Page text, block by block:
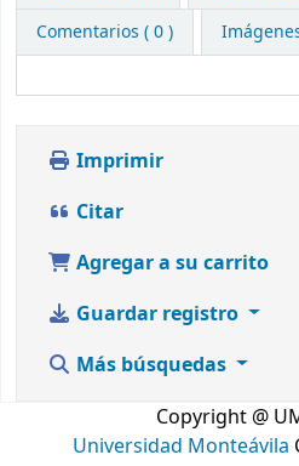
Comentarios ( 0 )
Imprimir
Citar
Agregar a su carrito
Guardar registro
Más búsquedas
Copyright @
Universidad Monteávila